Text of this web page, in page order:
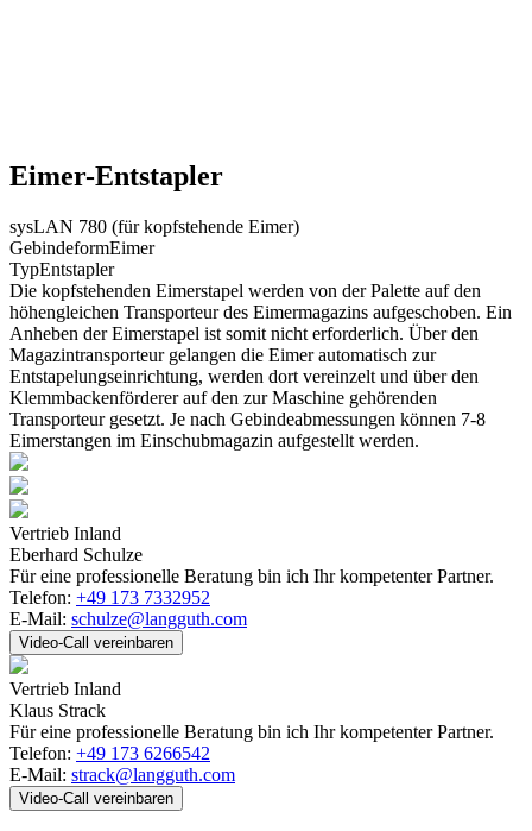
Eimer-Entstapler
sysLAN 780 (für kopfstehende Eimer)
GebindeformEimer
TypEntstapler
Die kopfstehenden Eimerstapel werden von der Palette auf den
höhengleichen Transporteur des Eimermagazins aufgeschoben. Ein
Anheben der Eimerstapel ist somit nicht erforderlich. Über den
Magazintransporteur gelangen die Eimer automatisch zur
Entstapelungseinrichtung, werden dort vereinzelt und über den
Klemmbackenförderer auf den zur Maschine gehörenden
Transporteur gesetzt. Je nach Gebindeabmessungen können 7-8
Eimerstangen im Einschubmagazin aufgestellt werden.
Vertrieb Inland
Eberhard Schulze
Für eine professionelle Beratung bin ich Ihr kompetenter Partner.
Telefon: +49 173 7332952
E-Mail: schulze@langguth.com
Video-Call vereinbaren
Vertrieb Inland
Klaus Strack
Für eine professionelle Beratung bin ich Ihr kompetenter Partner.
Telefon: +49 173 6266542
E-Mail: strack@langguth.com
Video-Call vereinbaren